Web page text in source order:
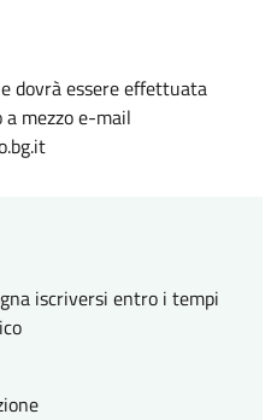
dovrà essere effettuata
a mezzo e-mail
iscriversi entro i tempi